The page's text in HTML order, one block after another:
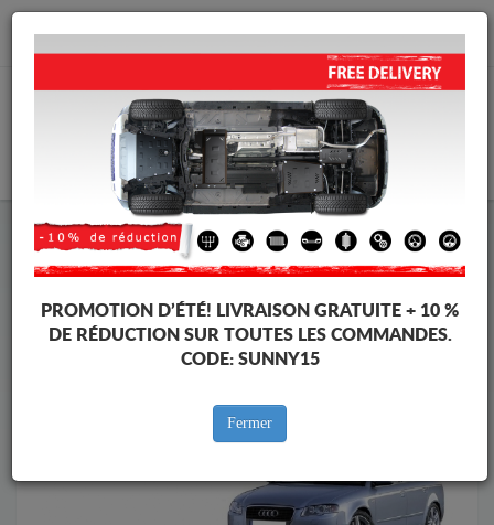
info@cachesousmoteur.fr
Cache Sous Moteur Audi Cache Sous Moteur Audi A4
Marques
PROMOTION D’ÉTÉ! LIVRAISON GRATUITE + 10 %
DE RÉDUCTION SUR TOUTES LES COMMANDES.
CODE: SUNNY15
Fermer